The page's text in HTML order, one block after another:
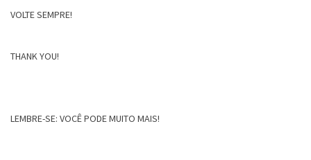
VOLTE SEMPRE!
THANK YOU!
LEMBRE-SE: VOCÊ PODE MUITO MAIS!